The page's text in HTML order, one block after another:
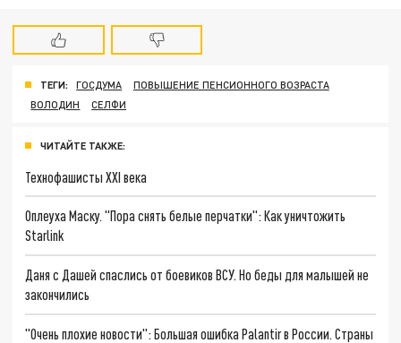
ТЕГИ: ГОСДУМА
ПОВЫШЕНИЕ ПЕНСИОННОГО ВОЗРАСТА
ВОЛОДИН
СЕЛФИ
ЧИТАЙТЕ ТАКЖЕ:
Технофашисты XXI века
Оплеуха Маску. "Пора снять белые перчатки": Как уничтожить
Starlink
Даня с Дашей спаслись от боевиков ВСУ. Но беды для малышей не
закончились
"Очень плохие новости": Большая ошибка Palantir в России. Страны